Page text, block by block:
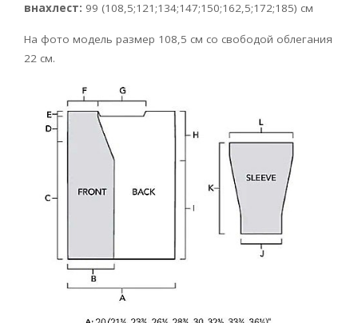
внахлест: 99 (108,5;121;134;147;150;162,5;172;185) см
На фото модель размер 108,5 см со свободой облегания
22 см.